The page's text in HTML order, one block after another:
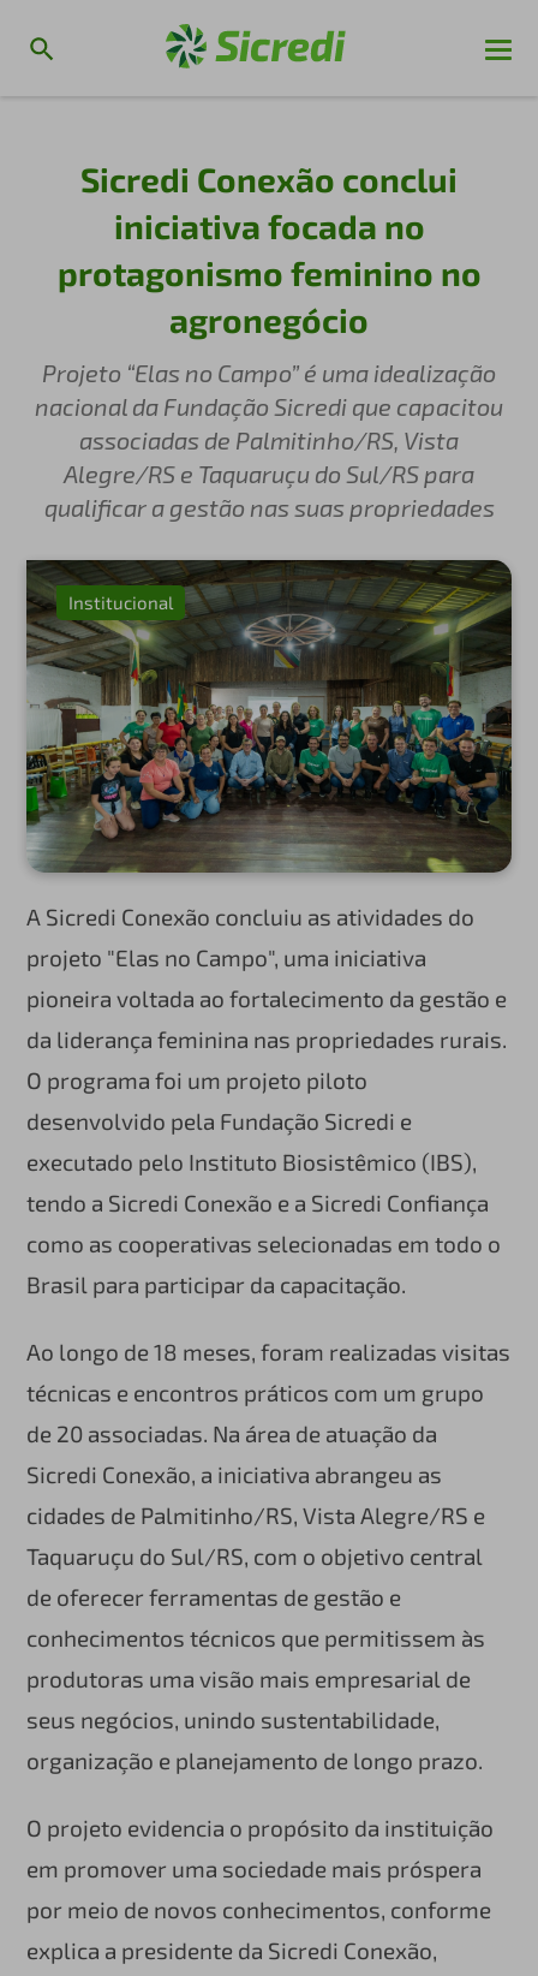
Sicredi Conexão conclui
iniciativa focada no
protagonismo feminino no
agronegócio
Projeto “Elas no Campo” é uma idealização
nacional da Fundação Sicredi que capacitou
associadas de Palmitinho/RS, Vista
Alegre/RS e Taquaruçu do Sul/RS para
qualificar a gestão nas suas propriedades
Institucional
A Sicredi Conexão concluiu as atividades do
projeto "Elas no Campo", uma iniciativa
pioneira voltada ao fortalecimento da gestão e
da liderança feminina nas propriedades rurais.
O programa foi um projeto piloto
desenvolvido pela Fundação Sicredi e
executado pelo Instituto Biosistêmico (IBS),
tendo a Sicredi Conexão e a Sicredi Confiança
como as cooperativas selecionadas em todo o
Brasil para participar da capacitação.
Ao longo de 18 meses, foram realizadas visitas
técnicas e encontros práticos com um grupo
de 20 associadas. Na área de atuação da
Sicredi Conexão, a iniciativa abrangeu as
cidades de Palmitinho/RS, Vista Alegre/RS e
Taquaruçu do Sul/RS, com o objetivo central
de oferecer ferramentas de gestão e
conhecimentos técnicos que permitissem às
produtoras uma visão mais empresarial de
seus negócios, unindo sustentabilidade,
organização e planejamento de longo prazo.
O projeto evidencia o propósito da instituição
em promover uma sociedade mais próspera
por meio de novos conhecimentos, conforme
explica a presidente da Sicredi Conexão,